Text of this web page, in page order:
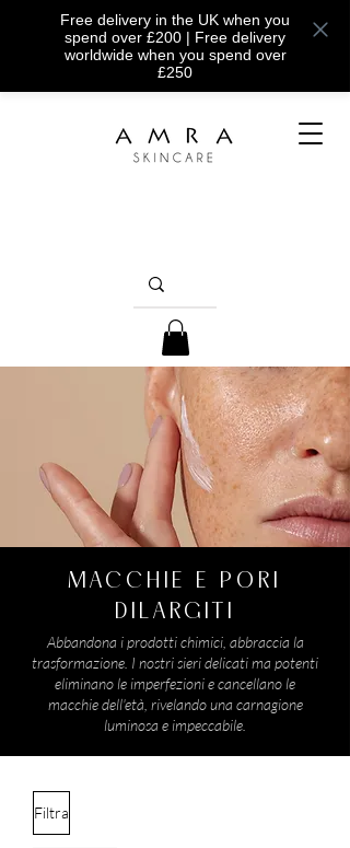
Free delivery in the UK when you
spend over £200 | Free delivery
worldwide when you spend over
£250
MACCHIE E PORI
DILARGITI
Abbandona i prodotti chimici, abbraccia la
trasformazione. I nostri sieri delicati ma potenti
eliminano le imperfezioni e cancellano le
macchie dell'età, rivelando una carnagione
luminosa e impeccabile.
Filtra